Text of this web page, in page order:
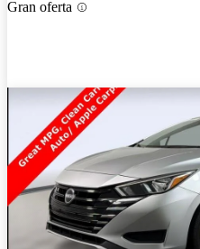
Gran oferta